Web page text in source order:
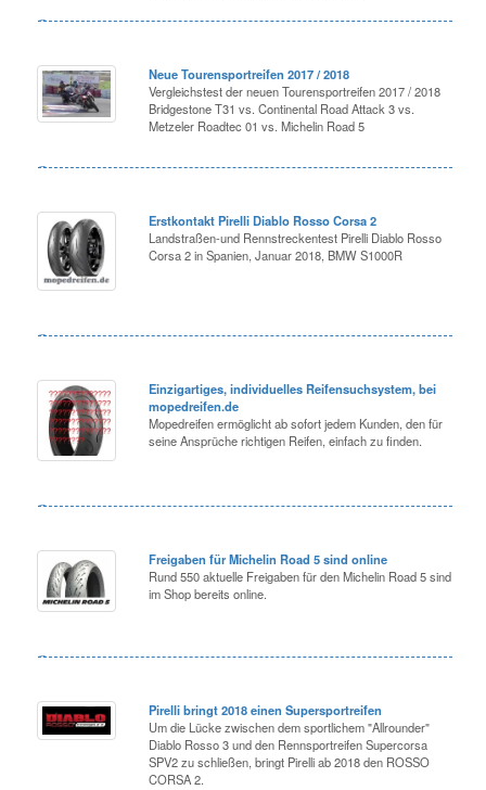
Neue Tourensportreifen 2017 / 2018
Vergleichstest der neuen Tourensportreifen 2017 / 2018
Bridgestone T31 vs. Continental Road Attack 3 vs.
Metzeler Roadtec 01 vs. Michelin Road 5
Erstkontakt Pirelli Diablo Rosso Corsa 2
Landstraßen-und Rennstreckentest Pirelli Diablo Rosso
Corsa 2 in Spanien, Januar 2018, BMW S1000R
Einzigartiges, individuelles Reifensuchsystem, bei
mopedreifen.de
Mopedreifen ermöglicht ab sofort jedem Kunden, den für
seine Ansprüche richtigen Reifen, einfach zu finden.
Freigaben für Michelin Road 5 sind online
Rund 550 aktuelle Freigaben für den Michelin Road 5 sind
im Shop bereits online.
Pirelli bringt 2018 einen Supersportreifen
Um die Lücke zwischen dem sportlichem "Allrounder"
Diablo Rosso 3 und den Rennsportreifen Supercorsa
SPV2 zu schließen, bringt Pirelli ab 2018 den ROSSO
CORSA 2.